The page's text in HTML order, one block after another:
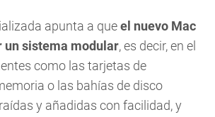
apunta a queel nuevo Mac
un sistema modular, es decir, en el
como las tarjetas de
o las bahías de disco
y añadidas con facilidad, y